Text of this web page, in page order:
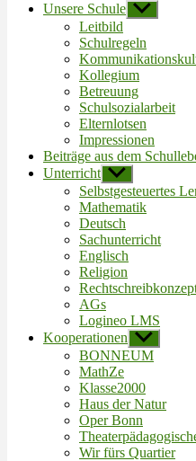
Unsere Schule Untermenü
anzeigen
Leitbild
Schulregeln
Kollegium
Betreuung
Schulsozialarbeit
Elternlotsen
Impressionen
Beiträge aus dem
Unterricht Untermenü
anzeigen
Selbstgesteuertes
Mathematik
Deutsch
Sachunterricht
Englisch
Religion
AGs
Logineo LMS
Kooperationen Untermenü
anzeigen
BONNEUM
MathZe
Klasse2000
Haus der Natur
Oper Bonn
Wir fürs Quartier